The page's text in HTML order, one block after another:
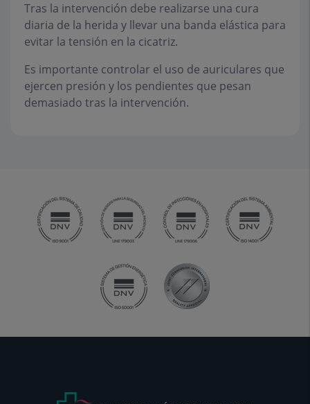
Tras la intervención debe realizarse una cura
diaria de la herida y llevar una banda elástica para
evitar la tensión en la cicatriz.
Es importante controlar el uso de auriculares que
ejercen presión y los pendientes que pesan
demasiado tras la intervención.